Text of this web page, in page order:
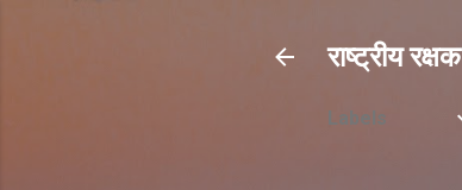
राष्ट्रीय रक्षक
Labels